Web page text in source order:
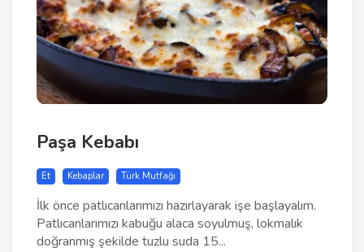
Paşa Kebabı
Et Kebaplar Türk Mutfağı
İlk önce patlıcanlarımızı hazırlayarak işe başlayalım.
Patlıcanlarımızı kabuğu alaca soyulmuş, lokmalık
doğranmış şekilde tuzlu suda 15...